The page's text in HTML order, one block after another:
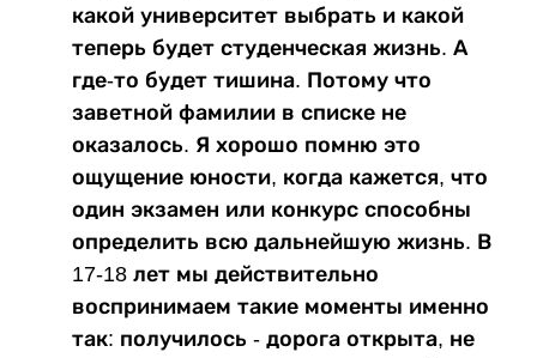
какой университет выбрать и какой
теперь будет студенческая жизнь. А
где-то будет тишина. Потому что
заветной фамилии в списке не
оказалось. Я хорошо помню это
ощущение юности, когда кажется, что
один экзамен или конкурс способны
определить всю дальнейшую жизнь. В
17-18 лет мы действительно
воспринимаем такие моменты именно
так: получилось - дорога открыта, не